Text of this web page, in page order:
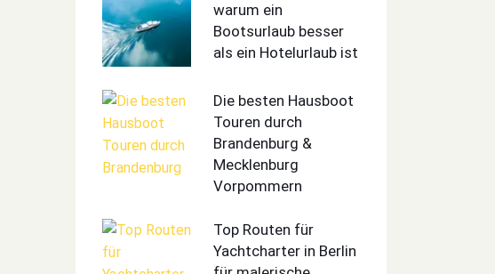
warum ein
Bootsurlaub besser
als ein Hotelurlaub ist
Die besten Hausboot
Touren durch
Brandenburg &
Mecklenburg
Vorpommern
Top Routen für
Yachtcharter in Berlin